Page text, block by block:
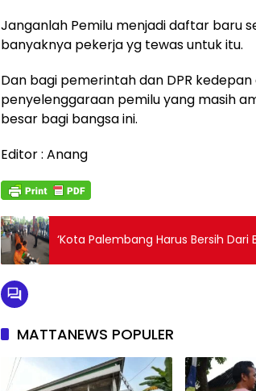
Janganlah Pemilu menjadi daftar baru
banyaknya pekerja yg tewas untuk itu.
Dan bagi pemerintah dan DPR
penyelenggaraan pemilu yang masih
besar bagi bangsa ini.
Editor : Anang
‘Kota Palembang Harus Bersih Dari
MATTANEWS POPULER